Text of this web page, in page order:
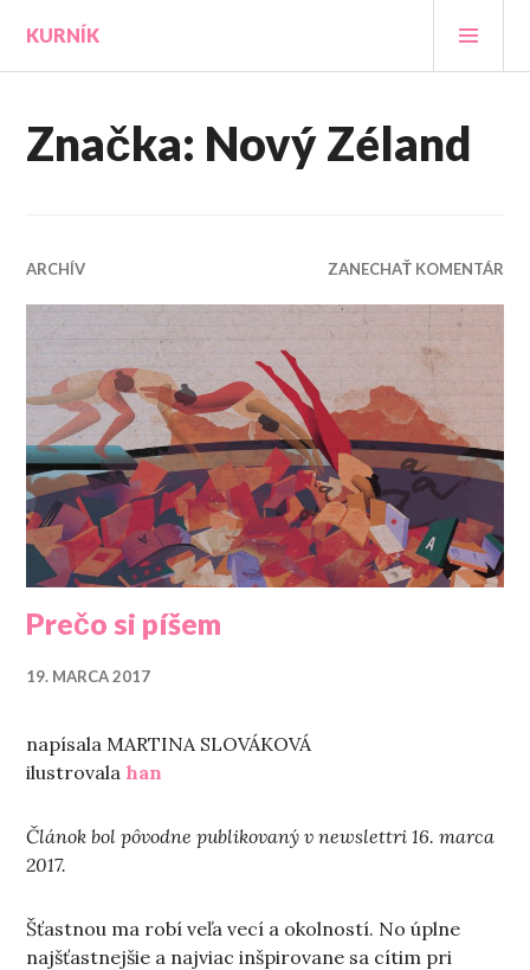
obsah
KURNÍK
Značka: Nový Zéland
ARCHÍV ZANECHAŤ KOMENTÁR
Prečo si píšem
19. MARCA 2017
napísala MARTINA SLOVÁKOVÁ
ilustrovala han
Článok bol pôvodne publikovaný v newslettri 16. marca
2017.
Šťastnou ma robí veľa vecí a okolností. No úplne
najšťastnejšie a najviac inšpirovane sa cítim pri